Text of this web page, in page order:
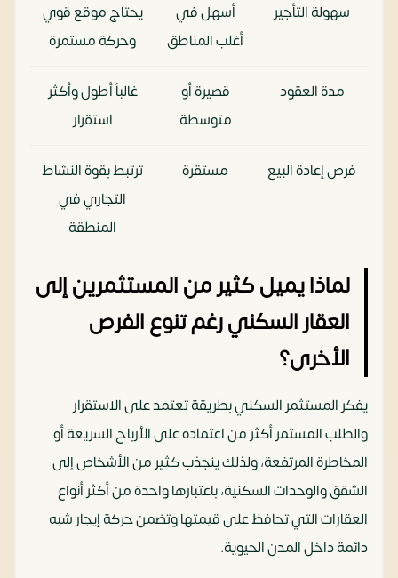
سهولة التأجير
أسهل في
أغلب المناطق
يحتاج موقع قوي
وحركة مستمرة
مدة العقود
قصيرة أو
متوسطة
غالباً أطول وأكثر
استقرار
فرص إعادة البيع مستقرة
ترتبط بقوة النشاط
التجاري في
المنطقة
لماذا يميل كثير من المستثمرين إلى
العقار السكني رغم تنوع الفرص
الأخرى؟
يفكر المستثمر السكني بطريقة تعتمد على الاستقرار
والطلب المستمر أكثر من اعتماده على الأرباح السريعة أو
المخاطرة المرتفعة، ولذلك ينجذب كثير من الأشخاص إلى
الشقق والوحدات السكنية، باعتبارها واحدة من أكثر أنواع
العقارات التي تحافظ على قيمتها وتضمن حركة إيجار شبه
دائمة داخل المدن الحيوية.